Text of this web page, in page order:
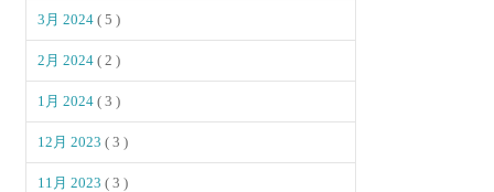
3月 2024( 5 )
2月 2024( 2 )
1月 2024( 3 )
12月 2023( 3 )
11月 2023( 3 )